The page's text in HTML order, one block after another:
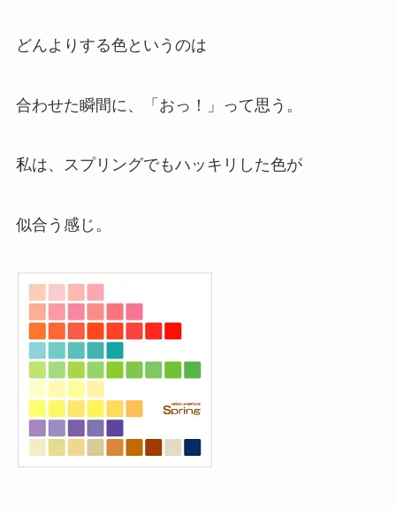
どんよりする色というのは
合わせた瞬間に、「おっ！」って思う。
私は、スプリングでもハッキリした色が
似合う感じ。